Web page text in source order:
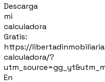
Descarga
mi
calculadora
Gratis:
https://
calculadora/?
En